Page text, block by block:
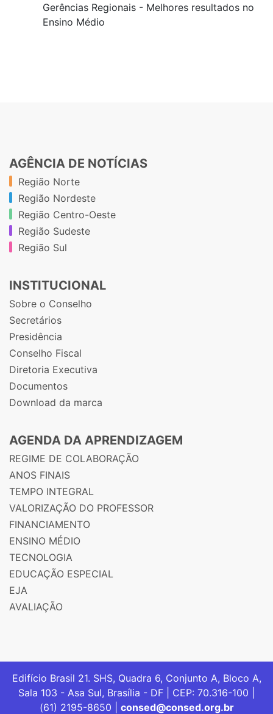
Gerências Regionais - Melhores resultados no
Ensino Médio
AGÊNCIA DE NOTÍCIAS
Região Norte
Região Nordeste
Região Centro-Oeste
Região Sudeste
Região Sul
INSTITUCIONAL
Sobre o Conselho
Secretários
Presidência
Conselho Fiscal
Diretoria Executiva
Documentos
Download da marca
AGENDA DA APRENDIZAGEM
REGIME DE COLABORAÇÃO
ANOS FINAIS
TEMPO INTEGRAL
VALORIZAÇÃO DO PROFESSOR
FINANCIAMENTO
ENSINO MÉDIO
TECNOLOGIA
EDUCAÇÃO ESPECIAL
EJA
AVALIAÇÃO
Edifício Brasil 21. SHS, Quadra 6, Conjunto A, Bloco A,
Sala 103 - Asa Sul, Brasília - DF | CEP: 70.316-100 |
(61) 2195-8650 | consed@consed.org.br